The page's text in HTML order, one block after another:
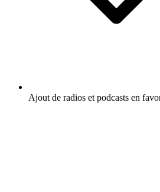
Ajout de radios et podcasts en